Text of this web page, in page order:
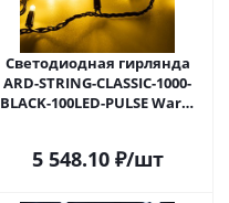
Светодиодная гирлянда
ARD-STRING-CLASSIC-1000-
BLACK-100LED-PULSE Warm
5 548.10₽/шт